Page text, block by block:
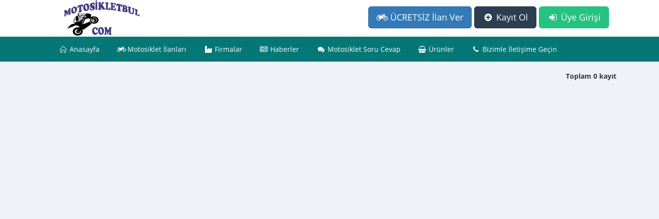
Üye Girişi
Kayıt Ol
ÜCRETSİZ İlan Ver
Anasayfa Motosiklet İlanları Firmalar Haberler Motosiklet Soru Cevap Ürünler Bizimle İletişime Geçin
Toplam 0 kayıt